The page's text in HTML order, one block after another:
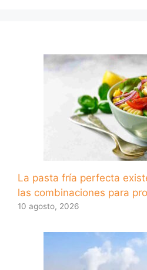
La pasta fría perfecta
las combinaciones para
10 agosto, 2026